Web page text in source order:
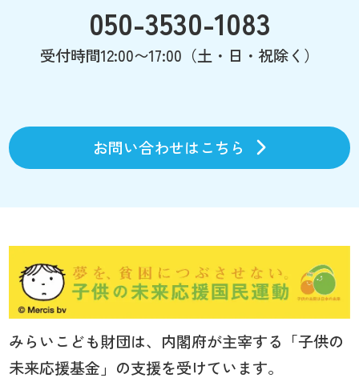
050-3530-1083
受付時間12:00〜17:00（土・日・祝除く）
お問い合わせはこちら
みらいこども財団は、内閣府が主宰する「子供の
未来応援基金」の支援を受けています。